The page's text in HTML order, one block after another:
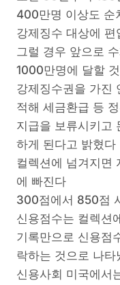
400만명 이상도 순
강제징수 대상에 편
그럴 경우 앞으로
1000만명에 달할
강제징수권을 가진
적해 세금환급 등
지급을 보류시키고
하게 된다고 밝혔다
컬렉션에 넘겨지면
에 빠진다
300점에서 850점
신용점수는 컬렉션
기록만으로 신용점
락하는 것으로 나타
신용사회 미국에서